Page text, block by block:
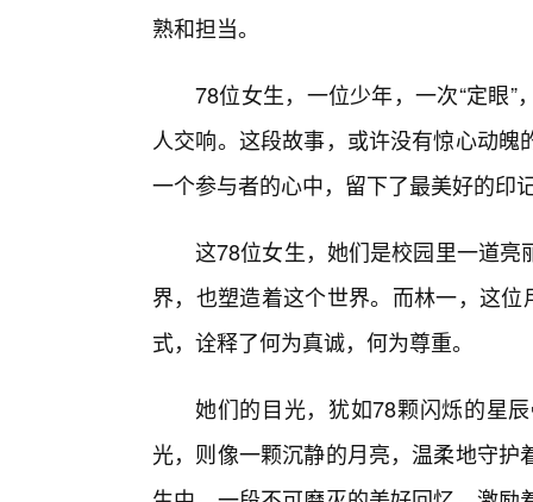
熟和担当。
78位女生，一位少年，一次“定眼
人交响。这段故事，或许没有惊心动
一个参与者的心中，留下了最美好的印
这78位女生，她们是校园里一道
界，也塑造着这个世界。而林一，这
式，诠释了何为真诚，何为尊重。
她们的目光，犹如78颗闪烁的星
光，则像一颗沉静的月亮，温柔地守